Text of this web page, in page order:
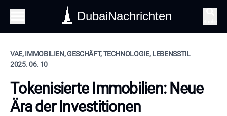
DubaiNachrichten
VAE, IMMOBILIEN, GESCHÄFT, TECHNOLOGIE, LEBENSSTIL
2025. 06. 10
Tokenisierte Immobilien: Neue
Ära der Investitionen